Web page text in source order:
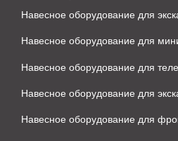
Навесное оборудование для
Навесное оборудование для
Навесное оборудование для
Навесное оборудование для
Навесное оборудование для